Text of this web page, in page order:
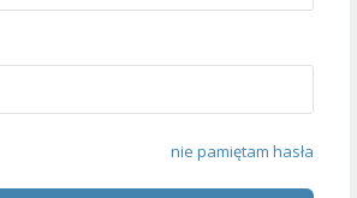
nie pamiętam hasła